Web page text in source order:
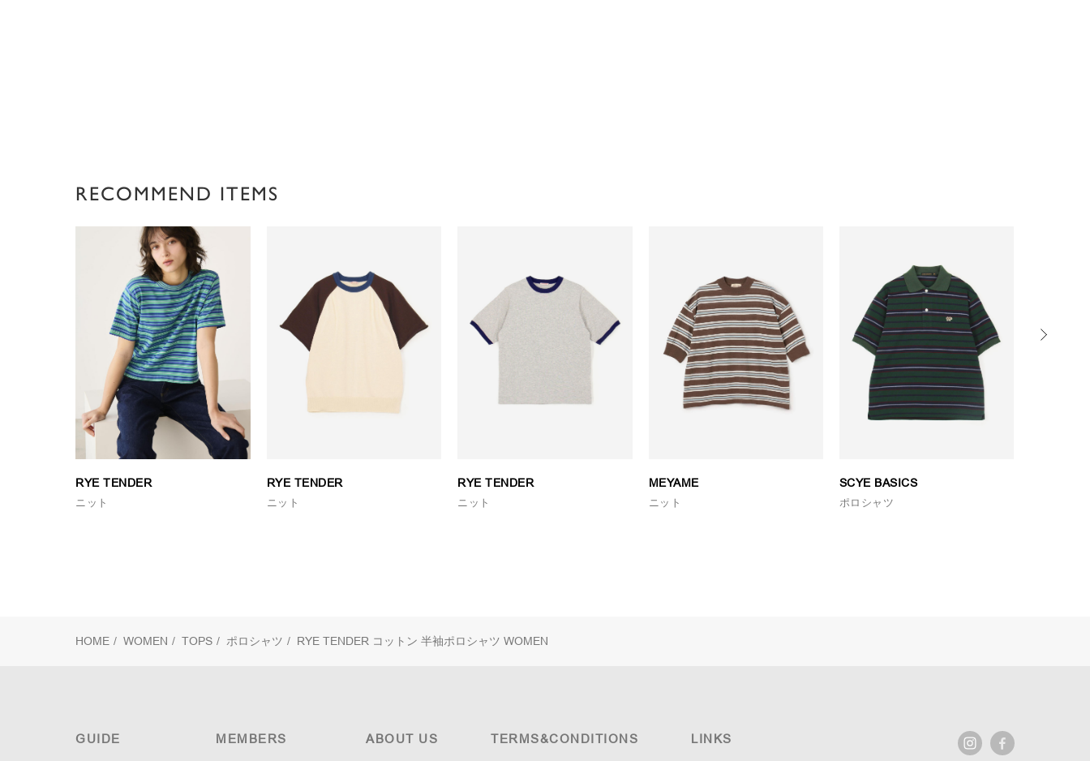
RECOMMEND ITEMS
RYE TENDER
ニット
RYE TENDER
ニット
RYE TENDER
ニット
MEYAME
ニット
SCYE BASICS
ポロシャツ
HOME / WOMEN / TOPS / ポロシャツ / RYE TENDER コットン 半袖ポロシャツ WOMEN
GUIDE MEMBERS ABOUT US TERMS&CONDITIONS LINKS